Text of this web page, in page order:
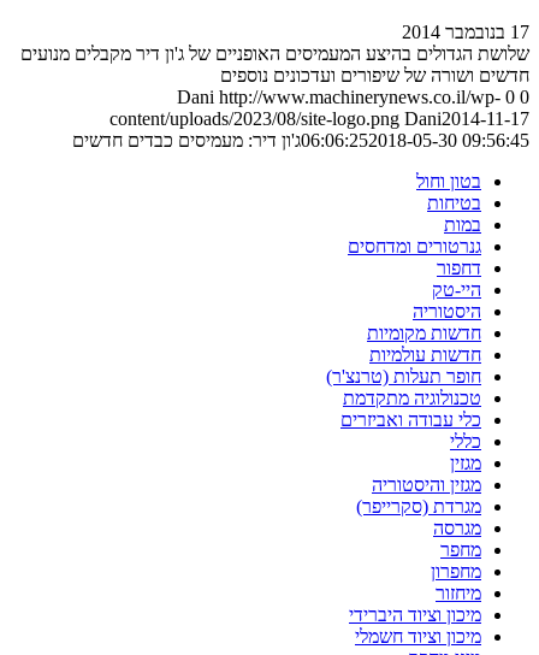
17 בנובמבר 2014
שלושת הגדולים בהיצע המעמיסים האופניים של ג'ון דיר מקבלים מנועים
חדשים ושורה של שיפורים ועדכונים נוספים
0
0
Dani http://www.machinerynews.co.il/wp-
content/uploads/2023/08/site-logo.png Dani2014-11-17
06:06:252018-05-30 09:56:45
ג'ון דיר: מעמיסים כבדים חדשים
בטון וחול
בטיחות
במות
גנרטורים ומדחסים
דחפור
היי-טק
היסטוריה
חדשות מקומיות
חדשות עולמיות
חופר תעלות (טרנצ'ר)
טכנולוגיה מתקדמת
כלי עבודה ואביזרים
כללי
מגזין
מגזין והיסטוריה
מגרדת (סקרייפר)
מגרסה
מחפר
מחפרון
מיחזור
מיכון וציוד היברידי
מיכון וציוד חשמלי